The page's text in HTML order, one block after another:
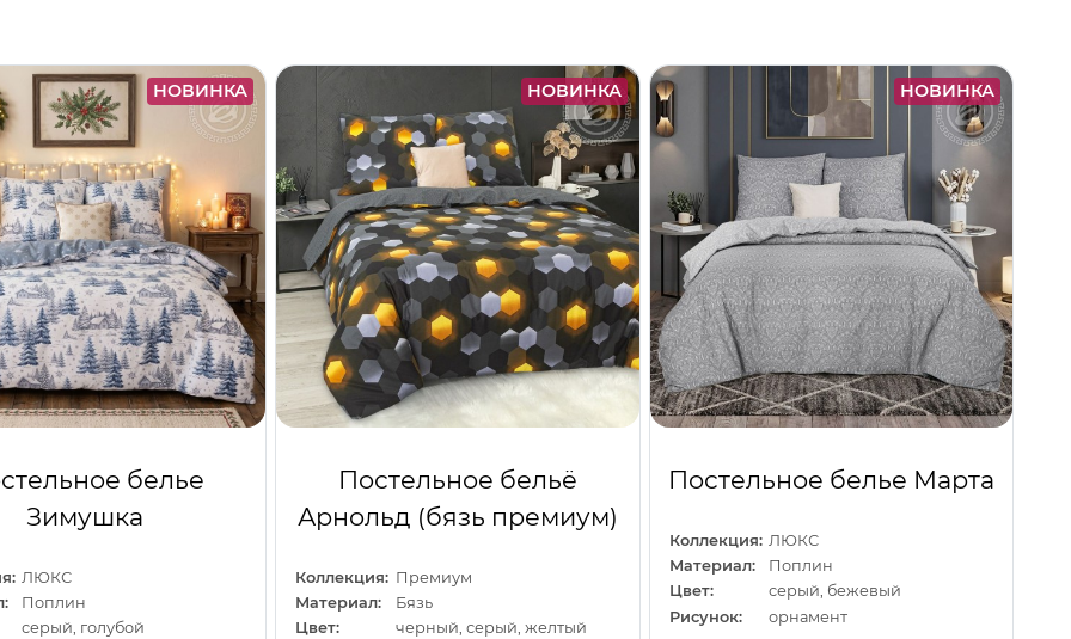
НОВИНКА
белье
Зимушка
ЛЮКС
Поплин
серый, голубой
НОВИНКА
Постельное бельё
Арнольд (бязь премиум)
Коллекция: Премиум
Материал:
Бязь
Цвет:
черный, серый, желтый
НОВИНКА
Постельное белье Марта
Коллекция: ЛЮКС
Материал:
Поплин
Цвет:
серый, бежевый
Рисунок:
орнамент